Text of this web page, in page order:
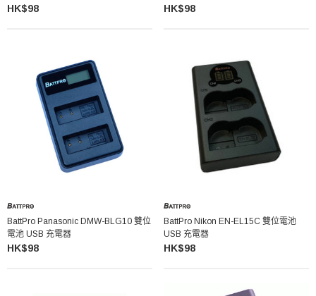
HK$98 HK$98
BattPro Panasonic DMW-BLG10 雙位
電池 USB 充電器
HK$98
BattPro Nikon EN-EL15C 雙位電池
USB 充電器
HK$98